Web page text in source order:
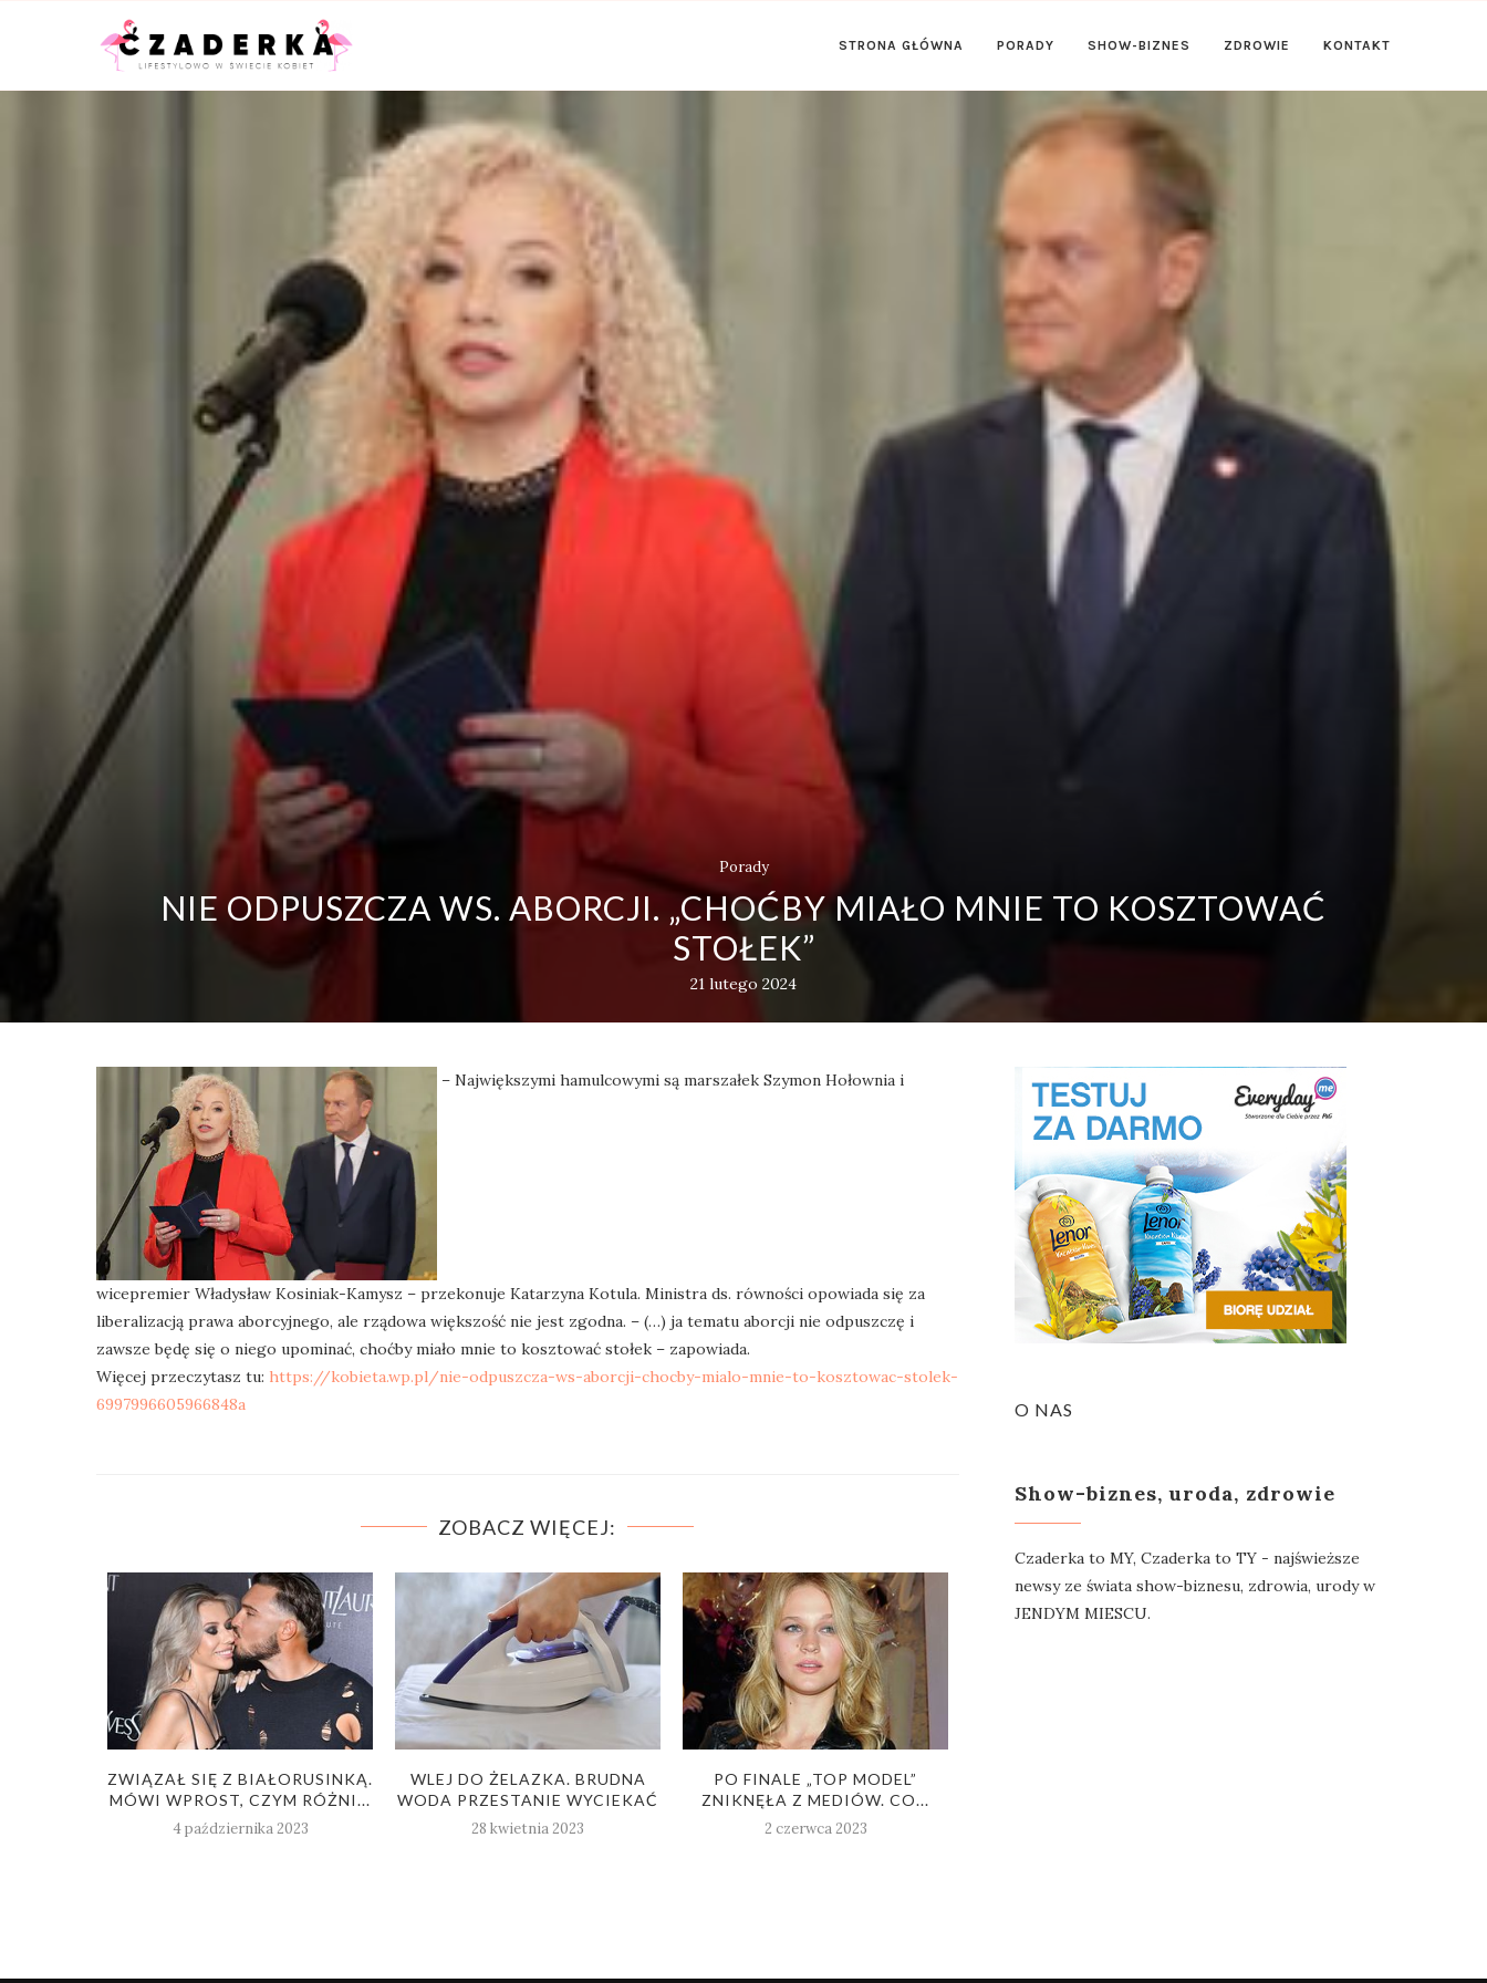
STRONA GŁÓWNA PORADY SHOW-BIZNES ZDROWIE KONTAKT
Porady
NIE ODPUSZCZA WS. ABORCJI. „CHOĆBY MIAŁO MNIE TO KOSZTOWAĆ
STOŁEK”
21 lutego 2024
– Największymi hamulcowymi są marszałek Szymon Hołownia i
wicepremier Władysław Kosiniak-Kamysz – przekonuje Katarzyna Kotula. Ministra ds. równości opowiada się za
liberalizacją prawa aborcyjnego, ale rządowa większość nie jest zgodna. – (…) ja tematu aborcji nie odpuszczę i
zawsze będę się o niego upominać, choćby miało mnie to kosztować stołek – zapowiada.
Więcej przeczytasz tu: https://kobieta.wp.pl/nie-odpuszcza-ws-aborcji-chocby-mialo-mnie-to-kosztowac-stolek-
6997996605966848a
ZOBACZ WIĘCEJ:
ZWIĄZAŁ SIĘ Z BIAŁORUSINKĄ.
MÓWI WPROST, CZYM RÓŻNI...
4 października 2023
WLEJ DO ŻELAZKA. BRUDNA
WODA PRZESTANIE WYCIEKAĆ
28 kwietnia 2023
PO FINALE „TOP MODEL”
ZNIKNĘŁA Z MEDIÓW. CO...
2 czerwca 2023
O NAS
Show-biznes, uroda, zdrowie
Czaderka to MY, Czaderka to TY - najświeższe
newsy ze świata show-biznesu, zdrowia, urody w
JENDYM MIESCU.